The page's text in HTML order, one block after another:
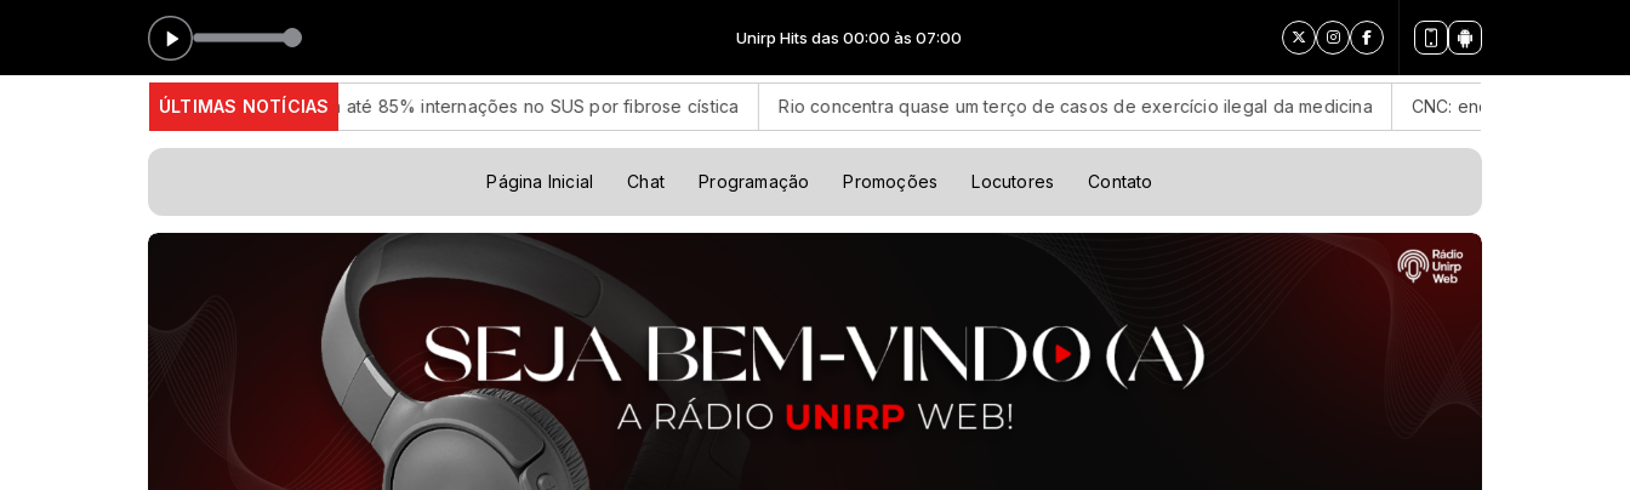
Unirp Hits das 00:00 às 07:00
ÚLTIMAS NOTÍCIAS
Medicamento reduz em até 85% internações no SUS por fibrose cística Rio concentra quase um terço de casos de exercício ilegal da medicina CNC: endividamento das famílias sobe
Página Inicial Chat Programação Promoções Locutores Contato